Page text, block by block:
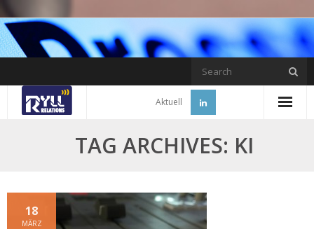
Skip
to
content
Aktuell
TAG ARCHIVES: KI
18
MÄRZ